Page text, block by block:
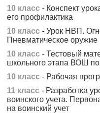
10 класс - Конспект
его профилактика
10 класс - Урок НВП.
Пневматическое оружие
10 класс - Тестовый
школьного этапа ВОШ
10 класс - Рабочая
11 класс - Разработка
воинского учета.
на воинский учет